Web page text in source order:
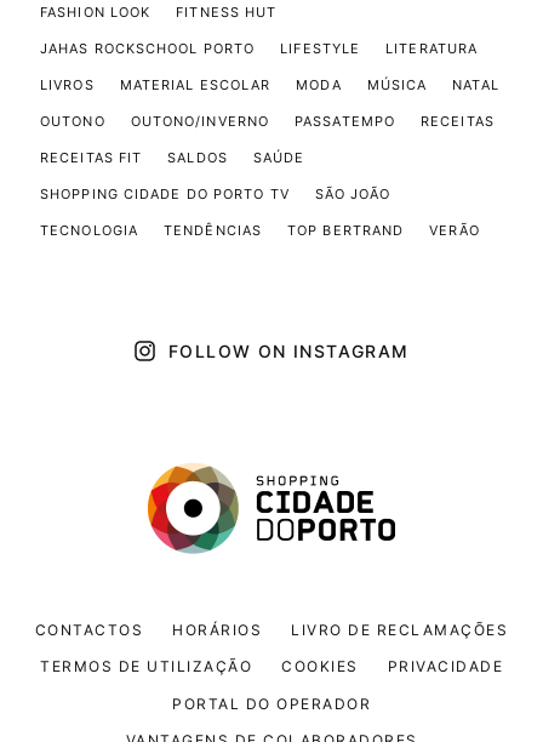
FASHION LOOK FITNESS HUT
JAHAS ROCKSCHOOL PORTO LIFESTYLE LITERATURA
LIVROS MATERIAL ESCOLAR MODA MÚSICA NATAL
OUTONO OUTONO/INVERNO PASSATEMPO RECEITAS
RECEITAS FIT SALDOS SAÚDE
SHOPPING CIDADE DO PORTO TV SÃO JOÃO
TECNOLOGIA TENDÊNCIAS TOP BERTRAND VERÃO
FOLLOW ON INSTAGRAM
CONTACTOS HORÁRIOS LIVRO DE RECLAMAÇÕES
TERMOS DE UTILIZAÇÃO COOKIES PRIVACIDADE
PORTAL DO OPERADOR